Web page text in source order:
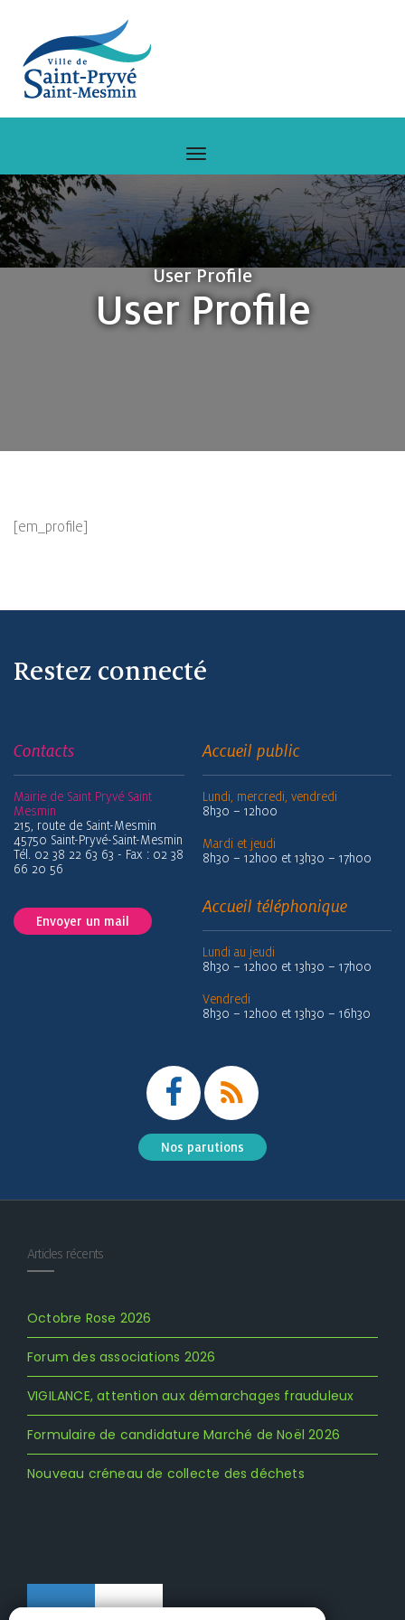
User Profile
User Profile
[em_profile]
Restez connecté
Contacts
Mairie de Saint Pryvé Saint
Mesmin
215, route de Saint-Mesmin
45750 Saint-Pryvé-Saint-Mesmin
Tél. 02 38 22 63 63 - Fax : 02 38
66 20 56
Envoyer un mail
Accueil public
Lundi, mercredi, vendredi
8h30 – 12h00
Mardi et jeudi
8h30 – 12h00 et 13h30 – 17h00
Accueil téléphonique
Lundi au jeudi
8h30 – 12h00 et 13h30 – 17h00
Vendredi
8h30 – 12h00 et 13h30 – 16h30
Nos parutions
Articles récents
Octobre Rose 2026
Forum des associations 2026
VIGILANCE, attention aux démarchages frauduleux
Formulaire de candidature Marché de Noël 2026
Nouveau créneau de collecte des déchets